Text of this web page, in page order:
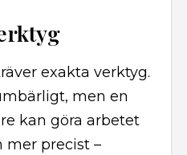
exakta verktyg.
men en
kan göra arbetet
mer precist –